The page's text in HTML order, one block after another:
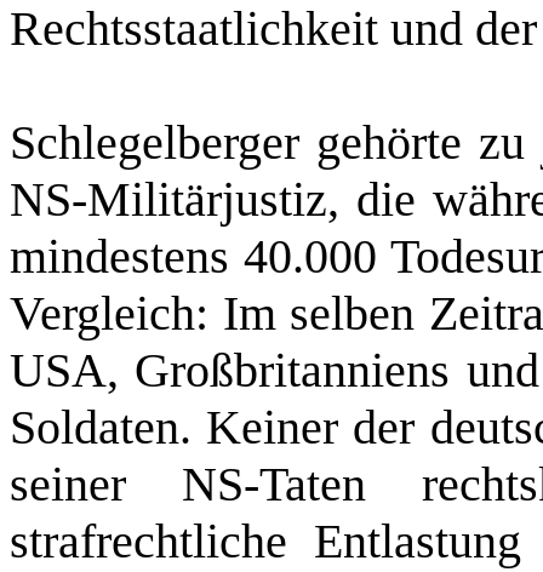
Rechtsstaatlichkeit und
Schlegelberger gehörte
NS‑Militärjustiz, die
mindestens 40.000
Vergleich: Im selben
USA, Großbritanniens
Soldaten. Keiner der
seiner NS‑Taten
strafrechtliche